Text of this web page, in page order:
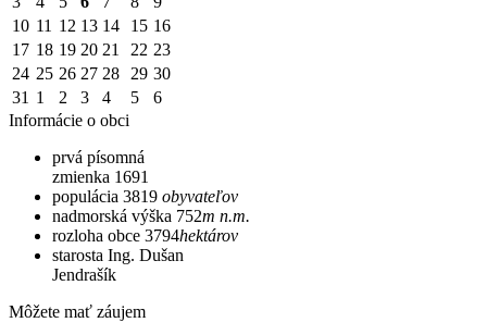
10 11 12 13 14 15 16
17 18 19 20 21 22 23
24 25 26 27 28 29 30
31 1 2 3 4 5
6
Informácie o obci
prvá písomná
zmienka 1691
populácia 3819 obyvateľov
nadmorská výška 752m n.m.
rozloha obce 3794hektárov
starosta Ing. Dušan
Jendrašík
Môžete mať záujem